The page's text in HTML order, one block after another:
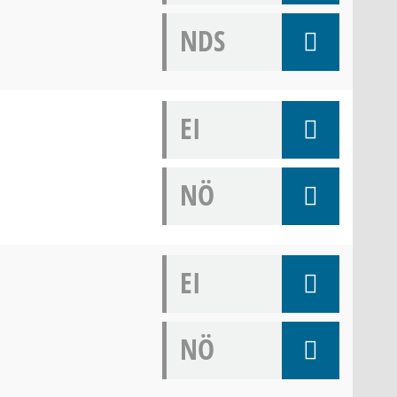
NDS
EI
NÖ
EI
NÖ